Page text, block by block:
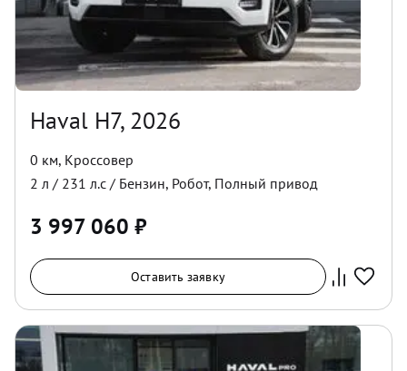
Haval H7, 2026
0 км, Кроссовер
2 л / 231 л.с / Бензин, Робот, Полный привод
3 997 060 ₽
Оставить заявку